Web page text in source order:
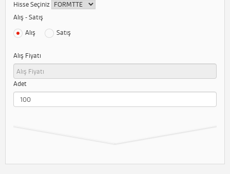
Hisse Seçiniz
Alış - Satış
Alış
Satış
Alış Fiyatı
Adet